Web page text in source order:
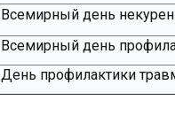
Всемирный день
Всемирный день
День профилактики